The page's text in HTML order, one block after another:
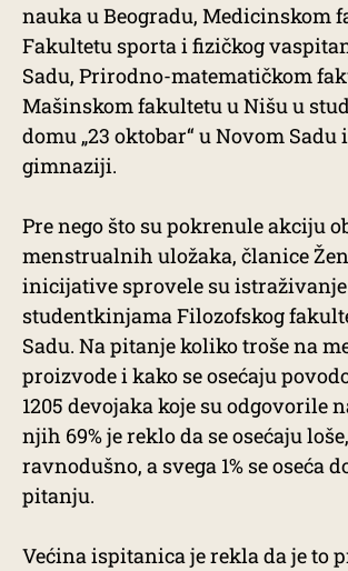
nauka u Beogradu, Medicinskom
Fakultetu sporta i fizičkog
Sadu, Prirodno-matematičkom
Mašinskom fakultetu u Nišu u
domu „23 oktobar“ u Novom
gimnaziji.
Pre nego što su pokrenule akciju
menstrualnih uložaka, članice
inicijative sprovele su
studentkinjama Filozofskog
Sadu. Na pitanje koliko troše na
proizvode i kako se osećaju
1205 devojaka koje su odgovorile
njih 69% je reklo da se osećaju
ravnodušno, a svega 1% se oseća
pitanju.
Većina ispitanica je rekla da je to